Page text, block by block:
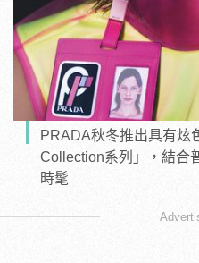
PRADA秋冬推出具有炫
Collection系列」，結合
時髦